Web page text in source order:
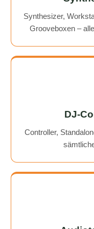
Synthesizer,
Grooveboxen –
DJ-
Controller,